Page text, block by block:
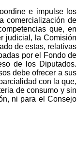
e impulse los
comercialización de
que, en
judicial, la Comisión
de estas, relativas
por el Fondo de
de los Diputados.
debe ofrecer a sus
con la que,
de consumo y sin
ni para el Consejo